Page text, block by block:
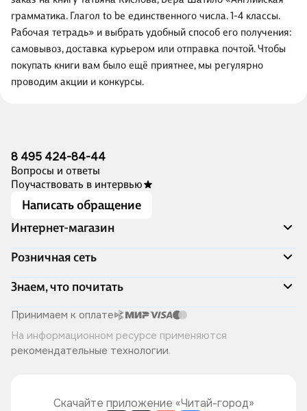
грамматика. Глагол to be единственного числа. 1-4 классы.
Рабочая тетрадь» и выбрать удобный способ его получения:
самовывоз, доставка курьером или отправка почтой. Чтобы
покупать книги вам было ещё приятнее, мы регулярно
проводим акции и конкурсы.
8 495 424-84-44
Вопросы и ответы
Поучаствовать в интервью
Написать обращение
Интернет-магазин
Акции
Доставка и оплата
Программа лояльности
Подарочные сертификаты
Правила продажи
Политика конфиденциальности
Розничная сеть
Адреса магазинов
Книжный Дозор
О компании
Читай-город для бизнеса
Хотите у нас работать?
Знаем, что почитать
Скоро в продаже
Лучшие из лучших
Читай-журнал
Принимаем к оплате
На информационном ресурсе применяются
рекомендательные технологии.
Скачайте приложение «Читай-город»